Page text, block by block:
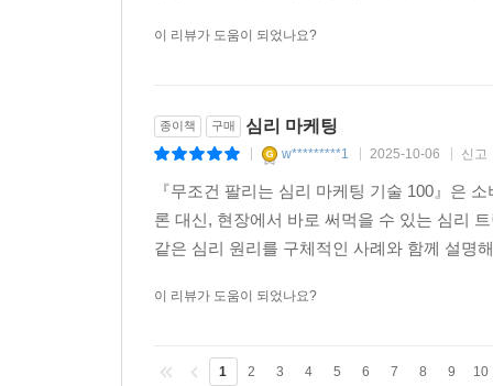
이 리뷰가 도움이 되었나요?
종이책 구매 심리 마케팅
w*********1 2025-10-06 신고
『무조건 팔리는 심리 마케팅 기술 100』은
론 대신, 현장에서 바로 써먹을 수 있는 심리
같은 심리 원리를 구체적인 사례와 함께 설명
이 리뷰가 도움이 되었나요?
1 2 3 4 5 6 7 8 9 10